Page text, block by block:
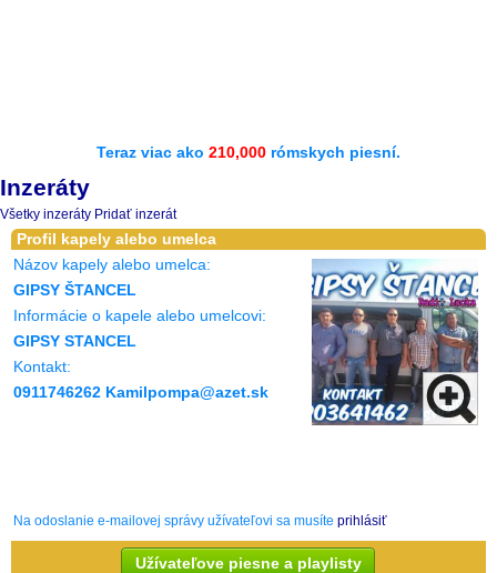
Teraz viac ako 210,000 rómskych piesní.
Inzeráty
Všetky inzeráty Pridať inzerát
Profil kapely alebo umelca
Názov kapely alebo umelca:
GIPSY ŠTANCEL
Informácie o kapele alebo umelcovi:
GIPSY STANCEL
Kontakt:
0911746262 Kamilpompa@azet.sk
Na odoslanie e-mailovej správy užívateľovi sa musíte prihlásiť
Užívateľove piesne a playlisty